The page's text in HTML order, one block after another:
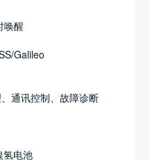
唤醒
Galileo
通讯控制、故障诊断
氢电池